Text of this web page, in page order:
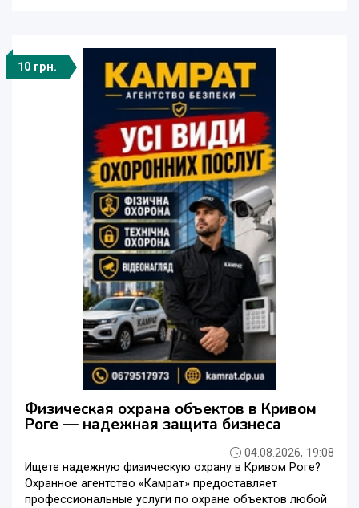
10 грн.
Физическая охрана объектов в Кривом
Роге — надежная защита бизнеса
04.08.2026, 19:08
Ищете надежную физическую охрану в Кривом Роге?
Охранное агентство «Камрат» предоставляет
профессиональные услуги по охране объектов любой